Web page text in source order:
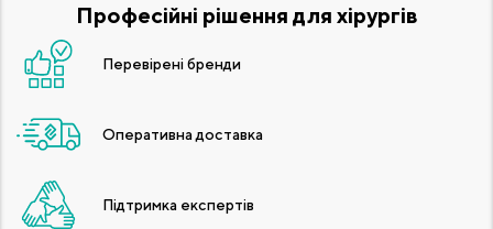
Професійні рішення для хірургів
Перевірені бренди
Оперативна доставка
Підтримка експертів